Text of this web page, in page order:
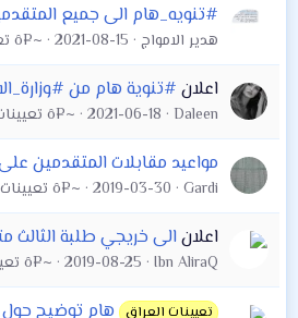
هدير الامواج 2021-08-15 ~¤ô تعيينات العراق ô¤~
اعلان #تنوية هام من #وزارة_الاتصالات على جميع المتقدمين للتعيين ممن سبق وتم الاعلان
Daleen
2021-06-18 ~¤ô تعيينات العراق ô¤~
Gardi
2019-03-30 ~¤ô تعيينات العراق ô¤~
اعلانالى خريجي طلبة الثالث متوسط للذكور فقط يعلن معهد اعداد
Ibn AliraQ
2019-08-25 ~¤ô تعيينات العراق ô¤~
تعيينات العراق هام توضيح حول